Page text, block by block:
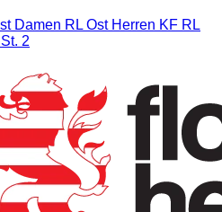
Damen RL Ost Herren KF RL
2